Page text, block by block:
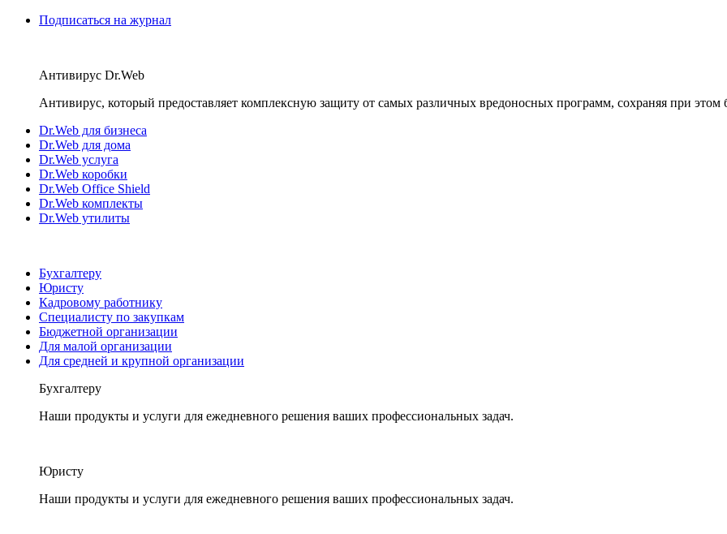
Подписаться на журнал
Антивирус Dr.Web
Антивирус, который предоставляет комплексную защиту от самых различных вредоносных программ, сохраняя при этом
Dr.Web для бизнеса
Dr.Web для дома
Dr.Web услуга
Dr.Web коробки
Dr.Web Office Shield
Dr.Web комплекты
Dr.Web утилиты
Бухгалтеру
Юристу
Кадровому работнику
Специалисту по закупкам
Бюджетной организации
Для малой организации
Для средней и крупной организации
Бухгалтеру
Наши продукты и услуги для ежедневного решения ваших профессиональных задач.
Юристу
Наши продукты и услуги для ежедневного решения ваших профессиональных задач.